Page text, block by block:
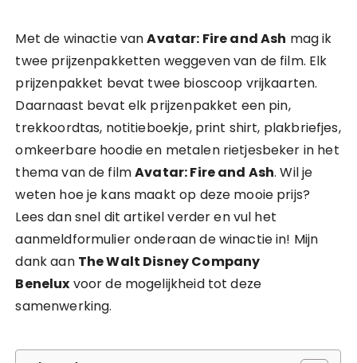
Met de winactie vanAvatar: Fire and Ash mag ik
twee prijzenpakketten weggeven van de film. Elk
prijzenpakket bevat twee bioscoop vrijkaarten.
Daarnaast bevat elk prijzenpakket een pin,
trekkoordtas, notitieboekje, print shirt, plakbriefjes,
omkeerbare hoodie en metalen rietjesbeker in het
thema van de filmAvatar: Fire and Ash. Wil je
weten hoe je kans maakt op deze mooie prijs?
Lees dan snel dit artikel verder en vul het
aanmeldformulier onderaan de winactie in! Mijn
dank aan The Walt Disney Company
Benelux voor de mogelijkheid tot deze
samenwerking.